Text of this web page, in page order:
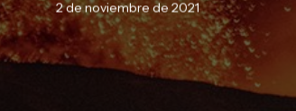
2 de noviembre de 2021